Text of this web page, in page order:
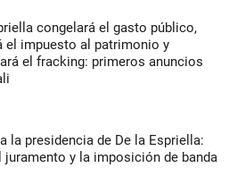
congelará el gasto público,
el impuesto al patrimonio y
el fracking: primeros anuncios
la presidencia de De la Espriella:
juramento y la imposición de banda